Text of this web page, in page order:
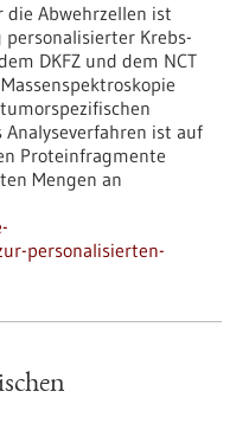
Abwehrzellen ist
Krebs-
DKFZ und dem NCT
ist auf
Proteinfragmente
Mengen an
personalisierten-